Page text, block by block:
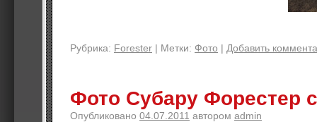
Рубрика: Forester | Метки: Фото | Добавить
Фото Субару Форестер
Опубликовано 04.07.2011 автором admin